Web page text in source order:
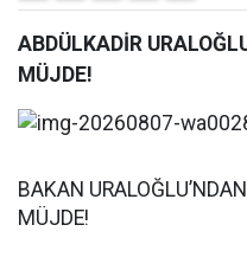
ABDÜLKADİR
MÜJDE!
BAKAN
MÜJDE!